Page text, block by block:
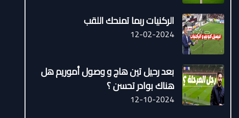
الركنيات ربما تمنحك اللقب
12-02-2024
بعد رحيل تين هاج و وصول أموريم هل
هناك بوادر تحسن ؟
12-10-2024